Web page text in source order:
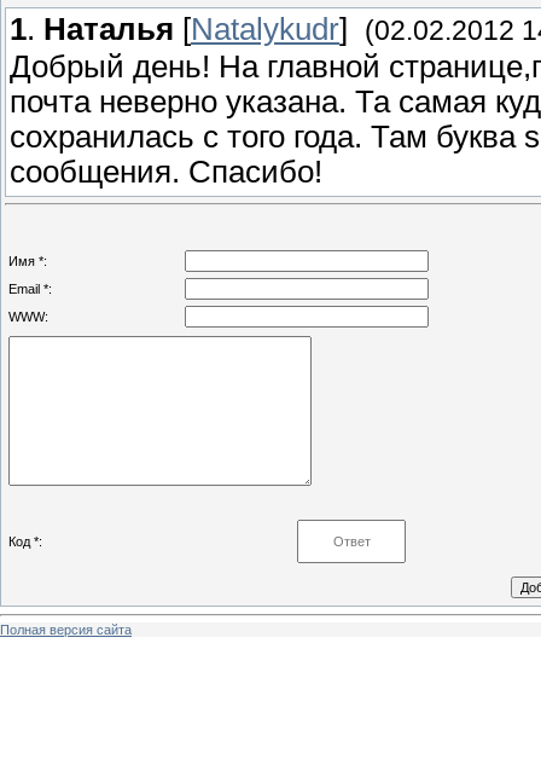
1. Наталья [Natalykudr] (02.02.2012
Добрый день! На главной
почта неверно указана. Та самая
сохранилась с того года. Там
сообщения. Спасибо!
Имя *:
Email *:
WWW:
Код *:
Полная версия сайта